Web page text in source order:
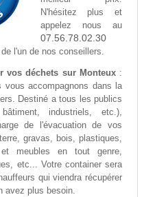
N'hésitez plus et
appelez nous au
07.56.78.02.30
l'un de nos conseillers.
vos déchets sur Monteux:
accompagnons dans la
Destiné a tous les publics
industriels, etc.),
de l'évacuation de vos
gravas, bois, plastiques,
et meubles en tout genre,
etc... Votre container sera
qui viendra récupérer
avez plus besoin.